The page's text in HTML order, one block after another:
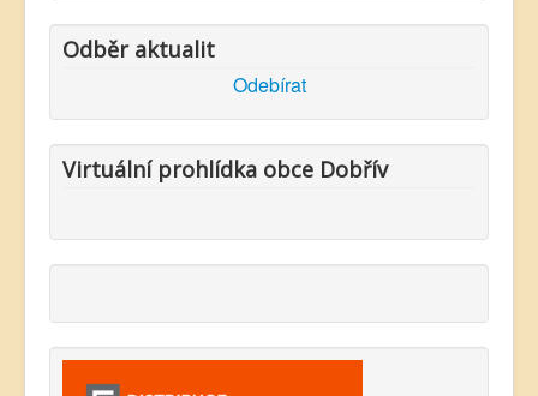
Odběr aktualit
Odebírat
Virtuální prohlídka obce Dobřív